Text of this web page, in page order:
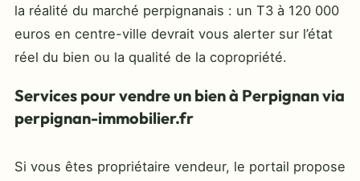
la réalité du marché perpignanais : un T3 à 120 000
euros en centre-ville devrait vous alerter sur l’état
réel du bien ou la qualité de la copropriété.
Services pour vendre un bien à Perpignan via
perpignan-immobilier.fr
Si vous êtes propriétaire vendeur, le portail propose